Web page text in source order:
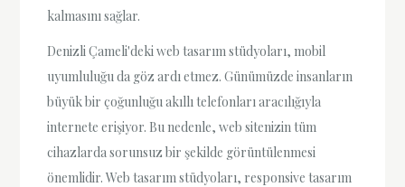
kalmasını sağlar.
Denizli Çameli'deki web tasarım stüdyoları, mobil
uyumluluğu da göz ardı etmez. Günümüzde insanların
büyük bir çoğunluğu akıllı telefonları aracılığıyla
internete erişiyor. Bu nedenle, web sitenizin tüm
cihazlarda sorunsuz bir şekilde görüntülenmesi
önemlidir. Web tasarım stüdyoları, responsive tasarım